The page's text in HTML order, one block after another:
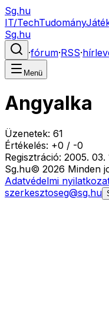
Sg.hu
IT/TechTudomány
Sg.hu
·fórum·RSS·
Menü
Angyalka
Üzenetek: 61
Értékelés: +0 / -0
Regisztráció: 2005. 03.
Sg.hu© 2026 Minden
Adatvédelmi
szerkesztoseg@sg.hu